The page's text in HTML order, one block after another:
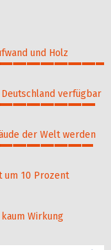
und Holz
verfügbar
der Welt werden
um 10 Prozent
Wirkung